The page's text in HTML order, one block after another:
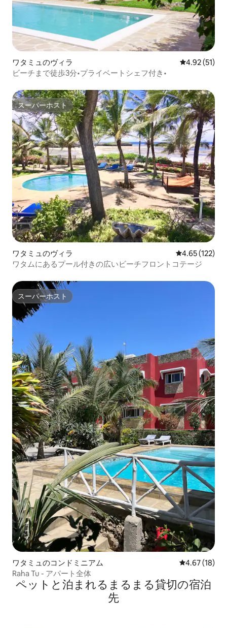
ワタミュのヴィラ レビュー51
4.92 (51)
ビーチまで徒歩3分•プライベートシェフ付き•
スーパーホスト
スーパーホスト
ワタミュのヴィラ レビュー122
4.65 (122)
ワタムにあるプール付きの広いビーチフロントコテージ
スーパーホスト
スーパーホスト
ワタミュのコンドミニアム レビュー18
4.67 (18)
Raha Tu - アパート全体
ペットと泊まれるまるまる貸切の宿泊
先